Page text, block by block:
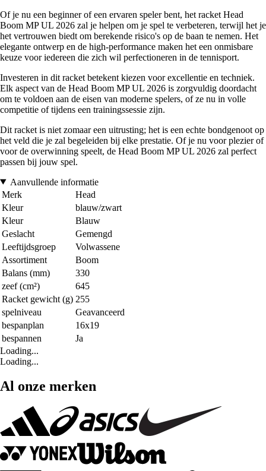
Of je nu een beginner of een ervaren speler bent, het racket Head
Boom MP UL 2026 zal je helpen om je spel te verbeteren, terwijl het je
het vertrouwen biedt om berekende risico's op de baan te nemen. Het
elegante ontwerp en de high-performance maken het een onmisbare
keuze voor iedereen die zich wil perfectioneren in de tennisport.
Investeren in dit racket betekent kiezen voor excellentie en techniek.
Elk aspect van de Head Boom MP UL 2026 is zorgvuldig doordacht
om te voldoen aan de eisen van moderne spelers, of ze nu in volle
competitie of tijdens een trainingssessie zijn.
Dit racket is niet zomaar een uitrusting; het is een echte bondgenoot op
het veld die je zal begeleiden bij elke prestatie. Of je nu voor plezier of
voor de overwinning speelt, de Head Boom MP UL 2026 zal perfect
passen bij jouw spel.
Aanvullende informatie
Merk
Head
Kleur
blauw/zwart
Kleur
Blauw
Geslacht
Gemengd
Leeftijdsgroep
Volwassene
Assortiment
Boom
Balans (mm)
330
zeef (cm²)
645
Racket gewicht (g) 255
spelniveau
Geavanceerd
bespanplan
16x19
bespannen
Ja
Loading...
Loading...
Al onze merken